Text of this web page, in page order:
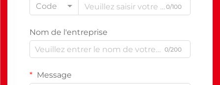
Code
0/100
Nom de l'entreprise
0/200
Message